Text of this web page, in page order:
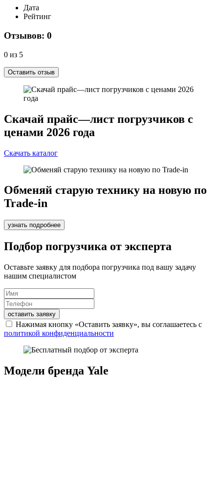
Дата
Рейтинг
Отзывов: 0
0 из 5
Оставить отзыв
Скачай прайс—лист погрузчиков с
ценами 2026 года
Скачать каталог
Обменяй старую технику на новую по
Trade-in
узнать подробнее
Подбор погрузчика от эксперта
Оставьте заявку для подбора погрузчика под вашу задачу
нашим специалистом
оставить заявку
Нажимая кнопку «Оставить заявку», вы соглашаетесь с
политикой конфиденциальности
Модели бренда Yale